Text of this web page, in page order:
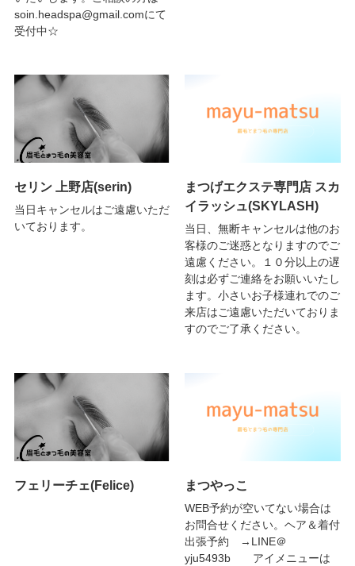
soin.headspa@gmail.comにて
受付中☆
セリン 上野店(serin)
当日キャンセルはご遠慮いただ
いております。
まつげエクステ専門店 スカ
イラッシュ(SKYLASH)
当日、無断キャンセルは他のお
客様のご迷惑となりますのでご
遠慮ください。１０分以上の遅
刻は必ずご連絡をお願いいたし
ます。小さいお子様連れでのご
来店はご遠慮いただいておりま
すのでご了承ください。
フェリーチェ(Felice) まつやっこ
WEB予約が空いてない場合は
お問合せください。ヘア＆着付
出張予約 →LINE＠
yju5493b アイメニューは